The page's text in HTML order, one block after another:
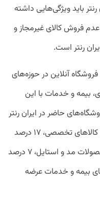
باید ویژگی‌هایی داشته
عدم فروش کالای غیرمجاز و
رنتر است.
طبق گزارش ایران‌ رنتر در حال‌حاضر ۵۰۰ فروشگاه آنلاین در حوزه‌های
بیمه و خدمات با این
۳۵ درصد از فروشگاه‌های حاضر در ایران‌ رنتر
کالای دیجیتالی، ۲۲ درصد از فروشگاه‌‌ها کالاهای تخصصی، ۱۷ درصد
محصولات خانگی و اداری، ۱۲ درصد محصولات مد و استایل، ۷ درصد
سرویس‌های بیمه و خدمات عرضه